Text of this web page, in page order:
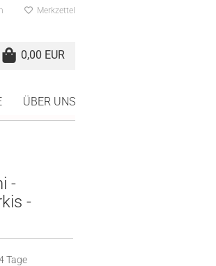
Merkzettel
0,00 EUR
ÜBER UNS
-
-
Tage